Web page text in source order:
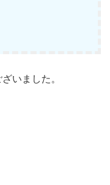
いました。